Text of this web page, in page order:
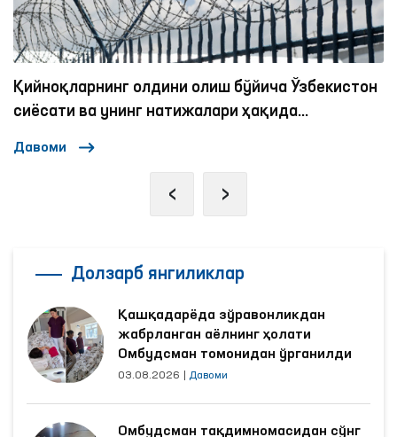
Инсон ҳуқуқлари — олий қадрият
Давоми
‹ ›
Долзарб янгиликлар
Қашқадарёда зўравонликдан
жабрланган аёлнинг ҳолати
Омбудсман томонидан ўрганилди
03.08.2026 Давоми
Омбудсман тақдимномасидан сўнг